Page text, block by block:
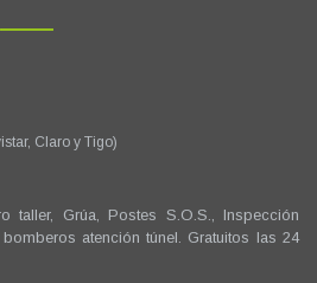
Claro y Tigo)
taller, Grúa, Postes S.O.S., Inspección
atención túnel. Gratuitos las 24